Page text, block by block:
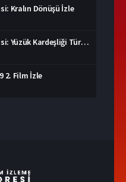
Kralın Dönüşü İzle
Yüzüklerin Efendisi: Yüzük Kardeşliği Türkçe Dublaj İzle
2. Film İzle